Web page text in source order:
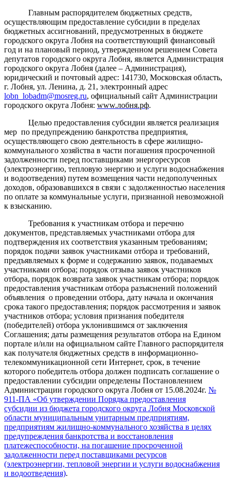
Главным распорядителем бюджетных средств,
осуществляющим предоставление субсидии в пределах
бюджетных ассигнований, предусмотренных в бюджете
городского округа Лобня на соответствующий финансовый
год и на плановый период, утвержденном решением Совета
депутатов городского округа Лобня, является Администрация
городского округа Лобня (далее – Администрация),
юридический и почтовый адрес: 141730, Московская область,
г. Лобня, ул. Ленина, д. 21, электронный адрес
lobn_lobadm@mosreg.ru, официальный сайт Администрации
городского округа Лобня: www.лобня.рф.
Целью предоставления субсидии является реализация
мер по предупреждению банкротства предприятия,
осуществляющего свою деятельность в сфере жилищно-
коммунального хозяйства в части погашения просроченной
задолженности перед поставщиками энергоресурсов
(электроэнергию, тепловую энергию и услуги водоснабжения
и водоотведения) путем возмещения части недополученных
доходов, образовавшихся в связи с задолженностью населения
по оплате за коммунальные услуги, признанной невозможной
к взысканию.
Требования к участникам отбора и перечню
документов, представляемых участниками отбора для
подтверждения их соответствия указанным требованиям;
порядок подачи заявок участниками отбора и требований,
предъявляемых к форме и содержанию заявок, подаваемых
участниками отбора; порядок отзыва заявок участников
отбора, порядок возврата заявок участникам отбора; порядок
предоставления участникам отбора разъяснений положений
объявления о проведении отбора, дату начала и окончания
срока такого предоставления; порядок рассмотрения и заявок
участников отбора; условия признания победителя
(победителей) отбора уклонившимся от заключения
Соглашения; даты размещения результатов отбора на Едином
портале и/или на официальном сайте Главного распорядителя
как получателя бюджетных средств в информационно-
телекоммуникационной сети Интернет, срок, в течение
которого победитель отбора должен подписать соглашение о
предоставлении субсидии определены Постановлением
Администрации городского округа Лобня от 15.08.2024г. №
911-ПА «Об утверждении Порядка предоставления
субсидии из бюджета городского округа Лобня Московской
области муниципальным унитарным предприятиям,
предприятиям жилищно-коммунального хозяйства в целях
предупреждения банкротства и восстановления
платежеспособности, на погашение просроченной
задолженности перед поставщиками ресурсов
(электроэнергии, тепловой энергии и услуги водоснабжения
и водоотведения).